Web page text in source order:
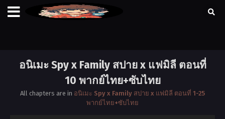
อนิเมะ Spy x Family สปาย x แฟมิลี ตอนที่
10 พากย์ไทย+ซับไทย
All chapters are in อนิเมะ Spy x Family สปาย x แฟมิลี ตอนที่ 1-25
พากย์ไทย+ซับไทย